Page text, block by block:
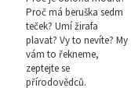
Proč má beruška sedm
teček? Umí žirafa
plavat? Vy to nevíte? My
vám to řekneme,
zeptejte se
přírodovědců.